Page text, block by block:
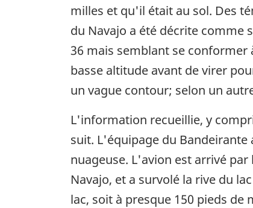
milles et qu'il était au sol. Des
du Navajo a été décrite comme
36 mais semblant se
basse altitude avant de virer
un vague contour; selon un
L'information recueillie, y
suit. L'équipage du Bandeirante
nuageuse. L'avion est arrivé
Navajo, et a survolé la rive du
lac, soit à presque 150 pieds